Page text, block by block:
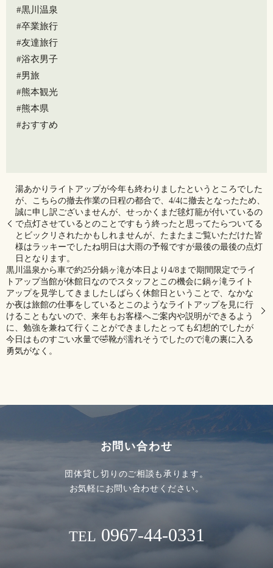
#黒川温泉
#卒業旅行
#友達旅行
#浴衣男子
#男旅
#熊本観光
#熊本県
#おすすめ
湯あかりライトアップが今年も終わりましたというところでした
が、こちらの撤去作業の日程の都合で、4/4に撤去となったため、
誠に申し訳ございませんが、せっかくまだ毬灯籠が付いているの
で点灯させているとのことですもう終ったと思ってたらついてる️
とビックリされたかもしれませんが、たまたまご覧いただけた皆
様はラッキーでしたね明日は大雨の予報ですが最後の最後の点灯
日となります。
黒川温泉から車で約25分鍋ヶ滝が本日より4/8まで期間限定でライ
トアップ当館が休館日なのでスタッフとこの機会に鍋ヶ滝ライト
アップを見学してきましたしばらく休館日ということで、なかな
か夜は旅館の仕事をしているとこのようなライトアップを見に行
けることもないので、来年もお客様へご案内や説明ができるよう
に、勉強を兼ねて行くことができましたとっても幻想的でしたが
今日はものすごい水量で🤣靴が濡れそうでしたので滝の裏に入る
勇気がなく。
お問い合わせ
団体貸し切りのご相談も承ります。
お気軽にお問い合わせください。
TEL 0967-44-0331